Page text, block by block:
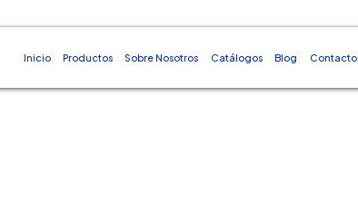
Inicio Productos Sobre Nosotros Catálogos Blog Contacto